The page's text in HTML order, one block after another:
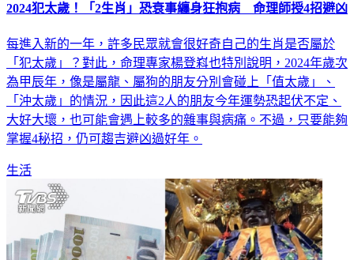
2024犯太歲！「2生肖」恐衰事纏身狂抱病 命理師授4招避凶
每進入新的一年，許多民眾就會很好奇自己的生肖是否屬於
「犯太歲」？對此，命理專家楊登嵙也特別說明，2024年歲次
為甲辰年，像是屬龍、屬狗的朋友分別會碰上「值太歲」、
「沖太歲」的情況，因此這2人的朋友今年運勢恐起伏不定、
大好大壞，也可能會遇上較多的雜事與病痛。不過，只要能夠
掌握4秘招，仍可趨吉避凶過好年。
生活